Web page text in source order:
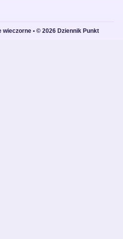
wieczorne • © 2026 Dziennik Punkt